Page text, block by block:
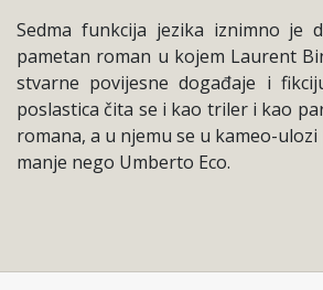
Sedma funkcija jezika iznimno je
pametan roman u kojem Laurent
stvarne povijesne događaje i
poslastica čita se i kao triler i kao
romana, a u njemu se u kameo-
manje nego Umberto Eco.